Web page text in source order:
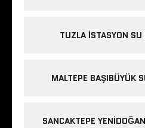
TUZLA İSTASYON
MALTEPE BAŞIBÜYÜK
SANCAKTEPE